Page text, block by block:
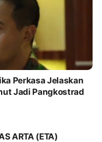
Perkasa Jelaskan
Jadi Pangkostrad
ARTA (ETA)